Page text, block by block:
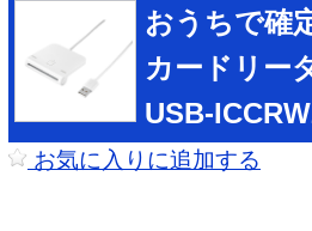
おうちで確
カードリー
USB-
お気に入りに追加する